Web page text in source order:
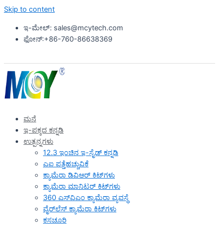
Skip to content
ಇ-ಮೇಲ್: sales@mcytech.com
ಫೋನ್:+86-760-86638369
ಮನೆ
ಇ-ಪಕ್ಕದ ಕನ್ನಡಿ
ಉತ್ಪನ್ನಗಳು
12.3 ಇಂಚಿನ ಇ-ಸೈಡ್ ಕನ್ನಡಿ
ಎಐ ಪತ್ತೆಹಚ್ಚುವಿಕೆ
ಕ್ಯಾಮೆರಾ ಡಿವಿಆರ್ ಕಿಟ್‌ಗಳು
ಕ್ಯಾಮೆರಾ ಮಾನಿಟರ್ ಕಿಟ್‌ಗಳು
360 ಎಸ್‌ವಿಎಂ ಕ್ಯಾಮೆರಾ ವ್ಯವಸ್ಥೆ
ವೈರ್‌ಲೆಸ್ ಕ್ಯಾಮೆರಾ ಕಿಟ್‌ಗಳು
ಕಸಚೂರಿ